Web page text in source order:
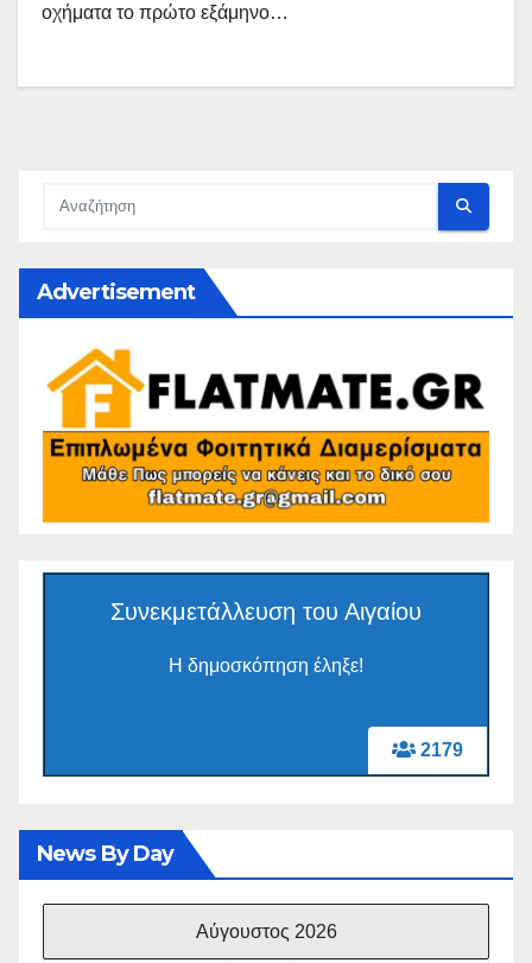
οχήματα το πρώτο εξάμηνο…
Advertisement
2179
Συνεκμετάλλευση του Αιγαίου
Η δημοσκόπηση έληξε!
News By Day
Αύγουστος 2026